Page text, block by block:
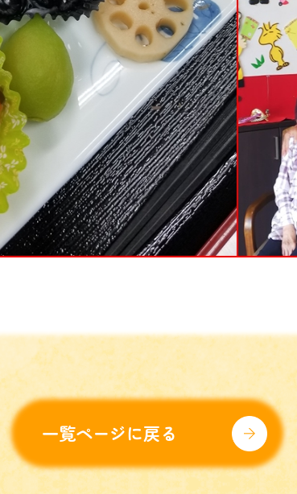
一覧ページに戻る